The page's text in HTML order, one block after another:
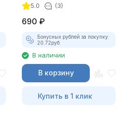
5.0 (3)
690 ₽
Бонусных рублей за покупку:
20.72руб.
В наличии
В корзину
Купить в 1 клик